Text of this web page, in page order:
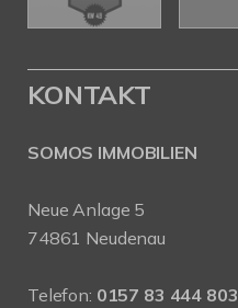
KONTAKT
SOMOS IMMOBILIEN
Neue Anlage 5
74861 Neudenau
Telefon: 0157 83 444 803